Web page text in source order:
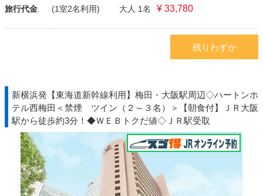
旅行代金 (1室2名利用) 大人 1名 ¥ 33,780
残りわずか
新横浜発【東海道新幹線利用】梅田・大阪駅周辺◇ハートンホ
テル西梅田＜禁煙 ツイン（２～３名）＞【朝食付】ＪＲ大阪
駅から徒歩約3分！◆ＷＥＢトクだ値◇ＪＲ駅受取